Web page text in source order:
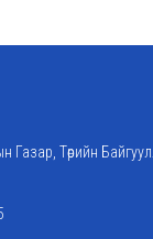
Газар, Төрийн